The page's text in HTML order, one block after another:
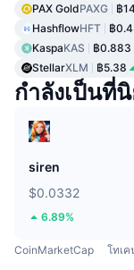
PAX GoldPAXG ฿
HashflowHFT ฿
KaspaKAS ฿0.883
StellarXLM ฿5.38
กำลังเป็นที่
siren
$0.0332
6.89%
CoinMarketCap โทเค